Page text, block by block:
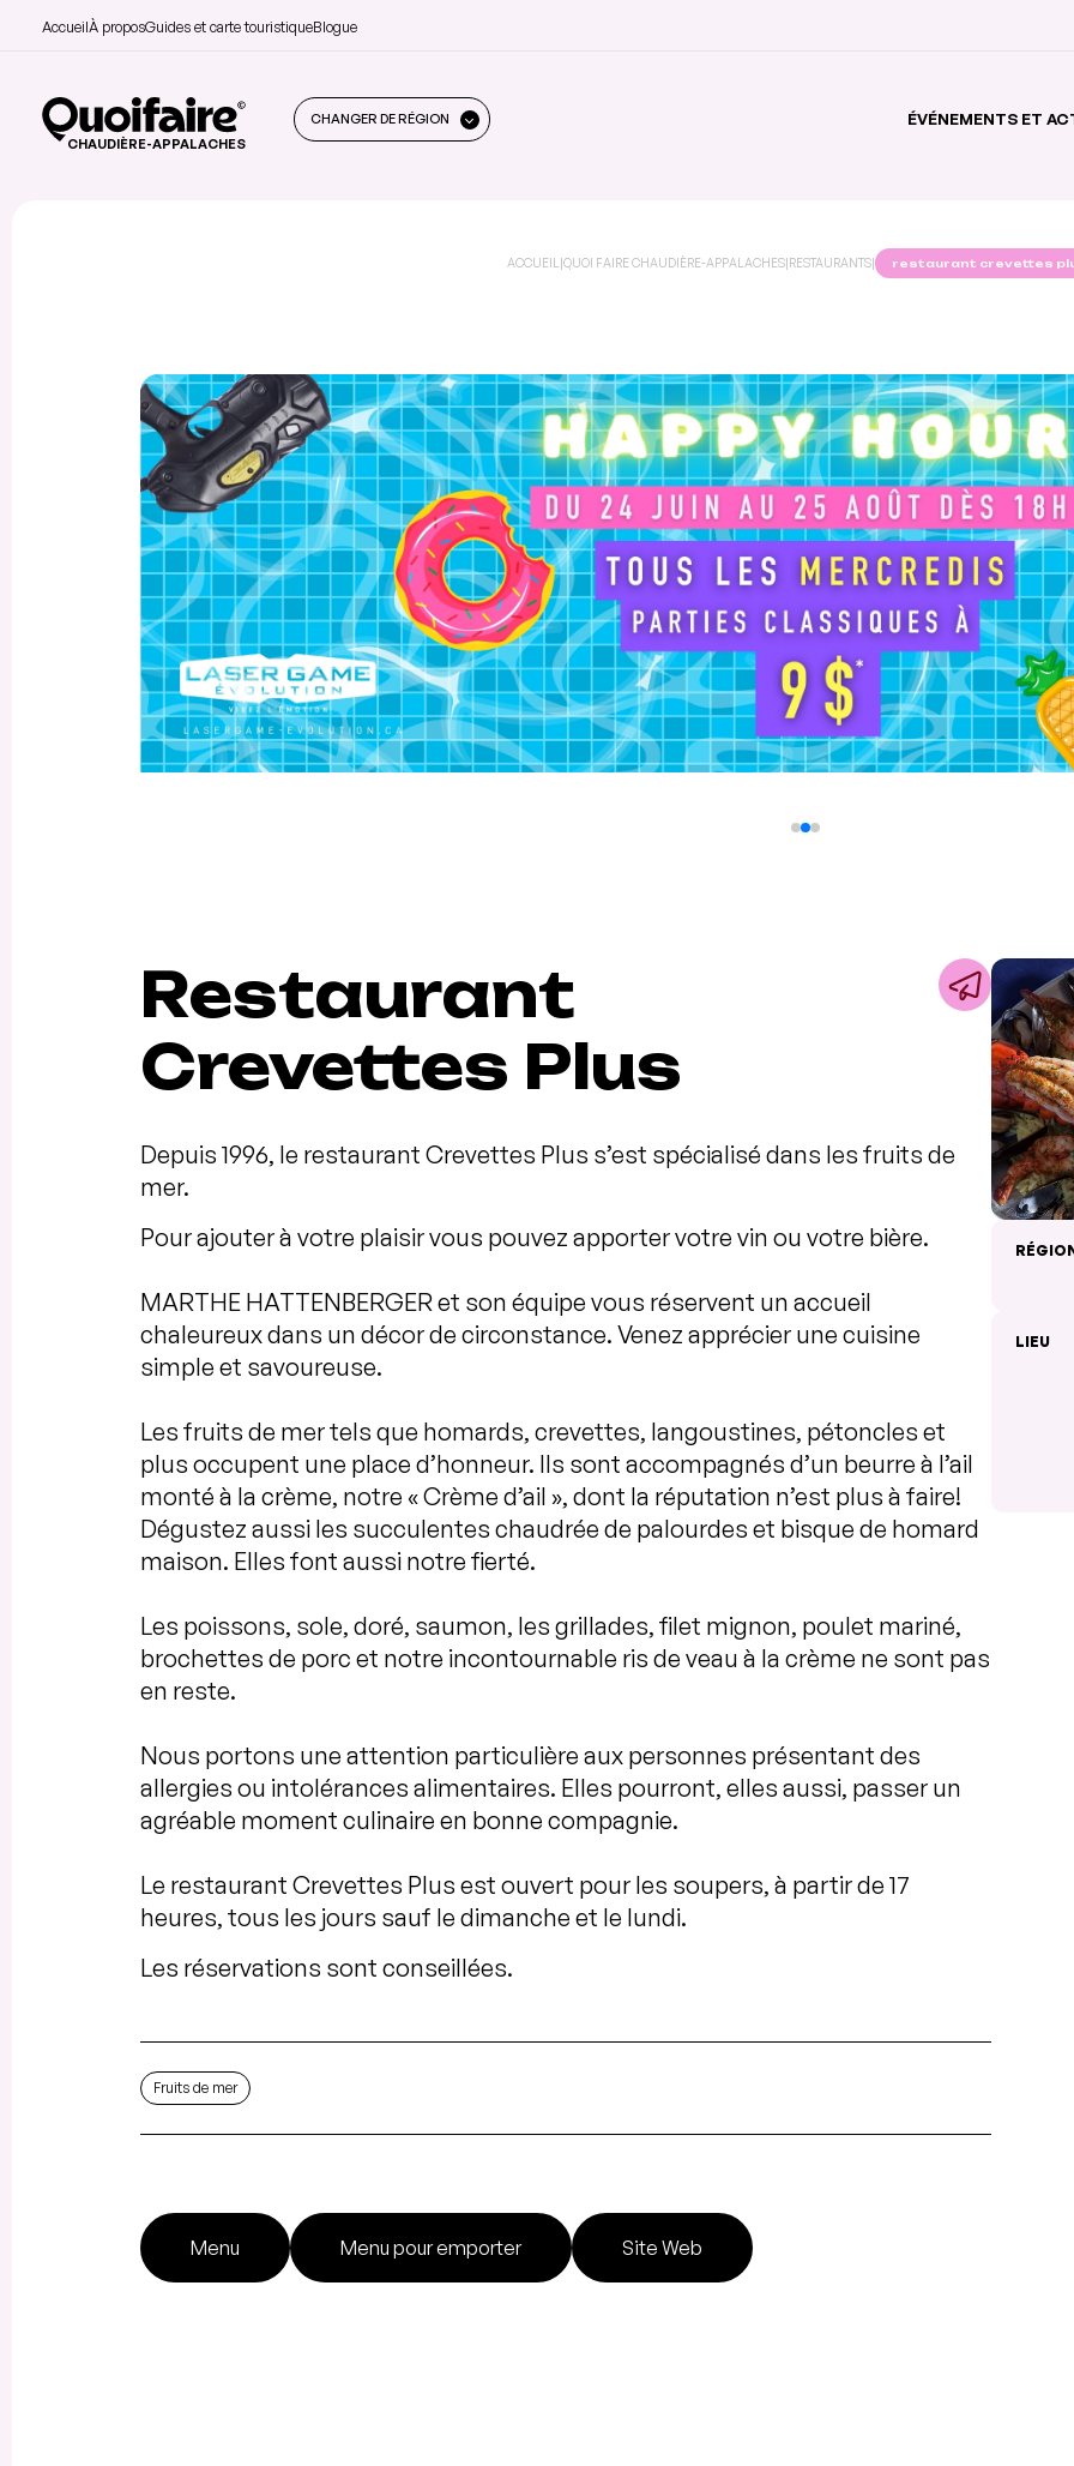
AccueilÀ proposGuides et carte touristiqueBlogue
CHAUDIÈRE-APPALACHES
CHANGER DE RÉGION ÉVÉNEMENTS ET
ACCUEIL |QUOI FAIRE CHAUDIÈRE-APPALACHES|RESTAURANTS| restaurant crevettes
Restaurant
Crevettes Plus
Depuis 1996, le restaurant Crevettes Plus s’est spécialisé dans les fruits de
mer.
Pour ajouter à votre plaisir vous pouvez apporter votre vin ou votre bière.
MARTHE HATTENBERGER et son équipe vous réservent un accueil
chaleureux dans un décor de circonstance. Venez apprécier une cuisine
simple et savoureuse.
Les fruits de mer tels que homards, crevettes, langoustines, pétoncles et
plus occupent une place d’honneur. Ils sont accompagnés d’un beurre à l’ail
monté à la crème, notre « Crème d’ail », dont la réputation n’est plus à faire!
Dégustez aussi les succulentes chaudrée de palourdes et bisque de homard
maison. Elles font aussi notre fierté.
Les poissons, sole, doré, saumon, les grillades, filet mignon, poulet mariné,
brochettes de porc et notre incontournable ris de veau à la crème ne sont pas
en reste.
Nous portons une attention particulière aux personnes présentant des
allergies ou intolérances alimentaires. Elles pourront, elles aussi, passer un
agréable moment culinaire en bonne compagnie.
Le restaurant Crevettes Plus est ouvert pour les soupers, à partir de 17
heures, tous les jours sauf le dimanche et le lundi.
Les réservations sont conseillées.
Fruits de mer
Menu Menu pour emporter Site Web
LIEU